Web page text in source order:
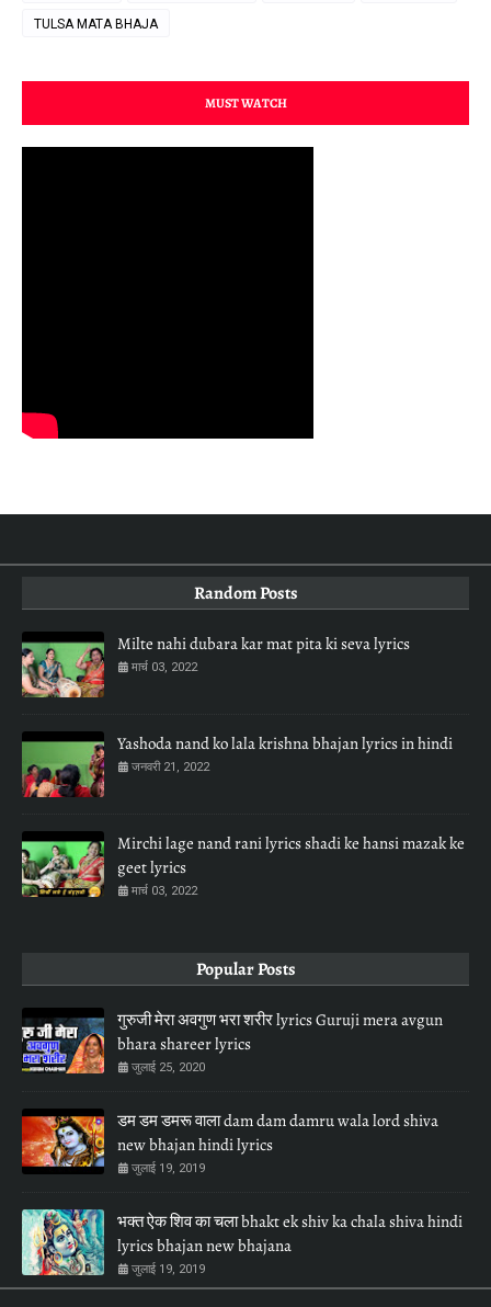
TULSA MATA BHAJA
MUST WATCH
Random Posts
Milte nahi dubara kar mat pita ki seva lyrics
मार्च 03, 2022
Yashoda nand ko lala krishna bhajan lyrics in hindi
जनवरी 21, 2022
Mirchi lage nand rani lyrics shadi ke hansi mazak ke
geet lyrics
मार्च 03, 2022
Popular Posts
गुरुजी मेरा अवगुण भरा शरीर lyrics Guruji mera avgun
bhara shareer lyrics
जुलाई 25, 2020
डम डम डमरू वाला dam dam damru wala lord shiva
new bhajan hindi lyrics
जुलाई 19, 2019
भक्त ऐक शिव का चला bhakt ek shiv ka chala shiva hindi
lyrics bhajan new bhajana
जुलाई 19, 2019